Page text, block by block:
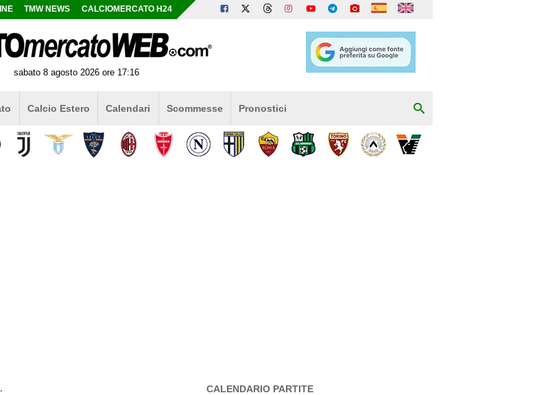
TMW NEWS CALCIOMERCATO H24
sabato 8 agosto 2026 ore 17:16
Calcio Estero Calendari Scommesse Pronostici
CALENDARIO PARTITE